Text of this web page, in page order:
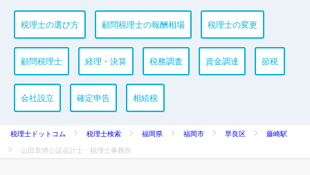
税理士の選び方 顧問税理士の報酬相場 税理士の変更
顧問税理士 経理・決算 税務調査 資金調達 節税
会社設立 確定申告 相続税
税理士ドットコム 税理士検索 福岡県 福岡市 早良区
藤崎駅
山田章博公認会計士・税理士事務所